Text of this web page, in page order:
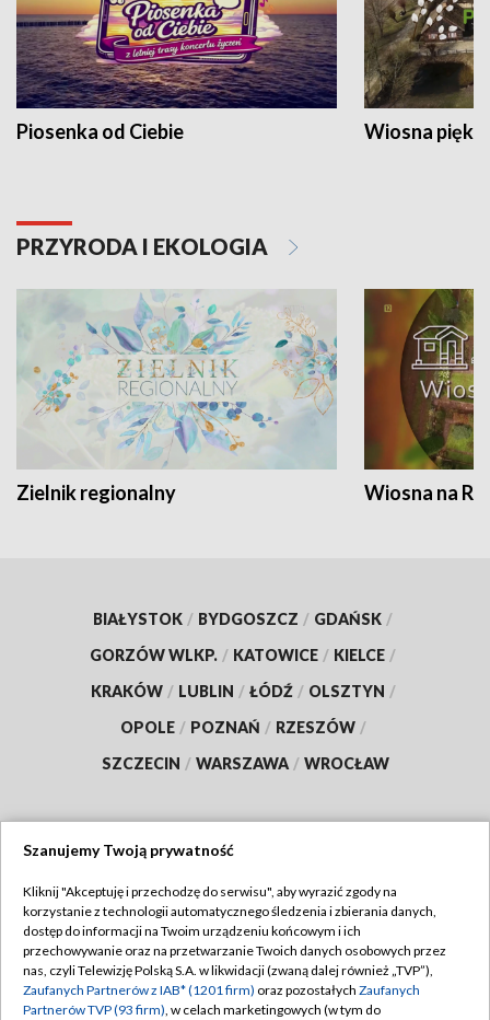
Piosenka od Ciebie Wiosna
PRZYRODA I EKOLOGIA
Zielnik regionalny Wiosna na
BIAŁYSTOK / BYDGOSZCZ / GDAŃSK /
GORZÓW WLKP. / KATOWICE / KIELCE /
KRAKÓW / LUBLIN / ŁÓDŹ / OLSZTYN /
OPOLE / POZNAŃ / RZESZÓW /
SZCZECIN / WARSZAWA / WROCŁAW
TVP
Abonament TVP
Emisja w TVP
Regulamin TVP
Polityka prywatności
Szanujemy Twoją prywatność
Kliknij "Akceptuję i przechodzę do serwisu", aby wyrazić zgody na
korzystanie z technologii automatycznego śledzenia i zbierania danych,
dostęp do informacji na Twoim urządzeniu końcowym i ich
przechowywanie oraz na przetwarzanie Twoich danych osobowych przez
nas, czyli Telewizję Polską S.A. w likwidacji (zwaną dalej również „TVP”),
Zaufanych Partnerów z IAB* (1201 firm) oraz pozostałych Zaufanych
Partnerów TVP (93 firm), w celach marketingowych (w tym do